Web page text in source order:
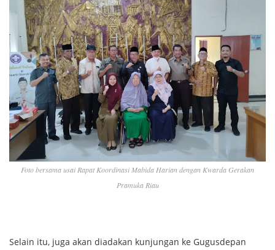
Foto bersama usai Rapat Koordinasi Mabida Harian dengan Kwarda Gerakan
Pramuka Riau
Selain itu, juga akan diadakan kunjungan ke Gugusdepan